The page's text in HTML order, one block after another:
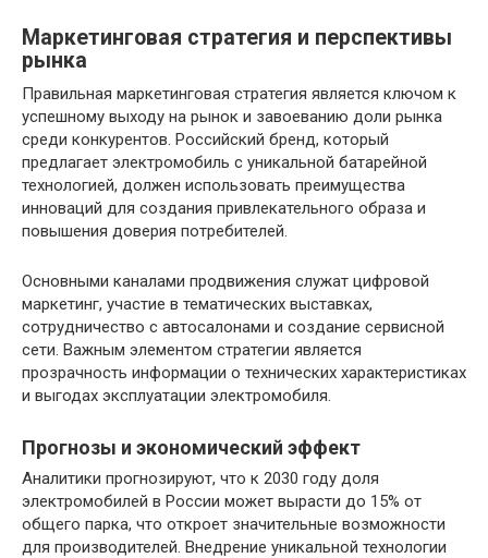
Маркетинговая стратегия и перспективы
рынка
Правильная маркетинговая стратегия является ключом к
успешному выходу на рынок и завоеванию доли рынка
среди конкурентов. Российский бренд, который
предлагает электромобиль с уникальной батарейной
технологией, должен использовать преимущества
инноваций для создания привлекательного образа и
повышения доверия потребителей.
Основными каналами продвижения служат цифровой
маркетинг, участие в тематических выставках,
сотрудничество с автосалонами и создание сервисной
сети. Важным элементом стратегии является
прозрачность информации о технических характеристиках
и выгодах эксплуатации электромобиля.
Прогнозы и экономический эффект
Аналитики прогнозируют, что к 2030 году доля
электромобилей в России может вырасти до 15% от
общего парка, что откроет значительные возможности
для производителей. Внедрение уникальной технологии